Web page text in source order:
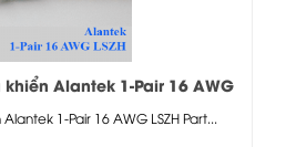
Alantek 1-Pair 16 AWG
1-Pair 16 AWG LSZH Part...